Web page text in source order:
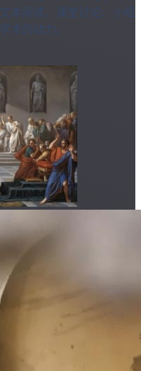
本阅读、课堂讨论、小组
术的动力。